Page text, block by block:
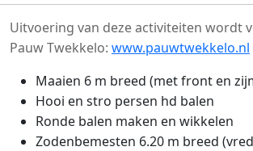
Uitvoering van deze activiteiten wordt
Pauw Twekkelo: www.pauwtwekkelo.nl
Maaien 6 m breed (met front en
Hooi en stro persen hd balen
Ronde balen maken en wikkelen
Zodenbemesten 6.20 m breed